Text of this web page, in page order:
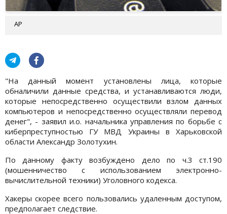
АР
"На данный момент установлены лица, которые
обналичили данные средства, и устанавливаются люди,
которые непосредственно осуществили взлом данных
компьютеров и непосредственно осуществляли перевод
денег", - заявил и.о. начальника управления по борьбе с
киберпреступностью ГУ МВД Украины в Харьковской
области Александр Золотухин.
По данному факту возбуждено дело по ч.3 ст.190
(мошенничество с использованием электронно-
вычислительной техники) Уголовного кодекса.
Хакеры скорее всего пользовались удаленным доступом,
предполагает следствие.